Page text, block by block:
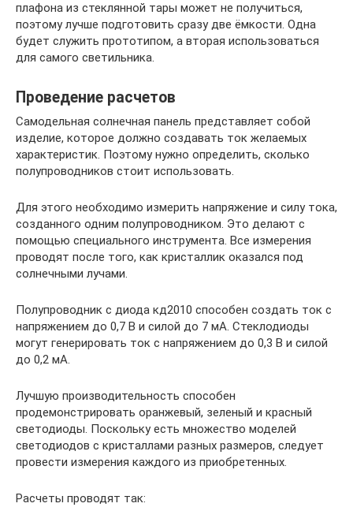
плафона из стеклянной тары может не получиться,
поэтому лучше подготовить сразу две ёмкости. Одна
будет служить прототипом, а вторая использоваться
для самого светильника.
Проведение расчетов
Самодельная солнечная панель представляет собой
изделие, которое должно создавать ток желаемых
характеристик. Поэтому нужно определить, сколько
полупроводников стоит использовать.
Для этого необходимо измерить напряжение и силу тока,
созданного одним полупроводником. Это делают с
помощью специального инструмента. Все измерения
проводят после того, как кристаллик оказался под
солнечными лучами.
Полупроводник с диода кд2010 способен создать ток с
напряжением до 0,7 В и силой до 7 мА. Стеклодиоды
могут генерировать ток с напряжением до 0,3 В и силой
до 0,2 мА.
Лучшую производительность способен
продемонстрировать оранжевый, зеленый и красный
светодиоды. Поскольку есть множество моделей
светодиодов с кристаллами разных размеров, следует
провести измерения каждого из приобретенных.
Расчеты проводят так: